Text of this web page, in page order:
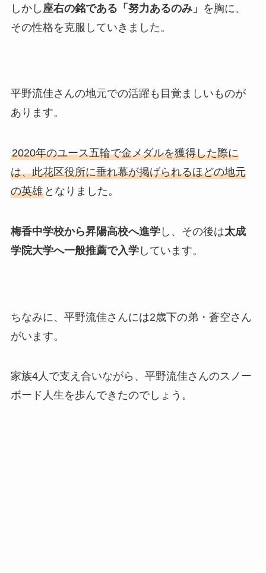
しかし 座右の銘である「努力あるのみ」 を胸に、
その性格を克服していきました。
平野流佳さんの地元での活躍も目覚ましいものが
あります。
2020年のユース五輪で金メダルを獲得した際に
は、此花区役所に垂れ幕が掲げられるほどの地元
の英雄となりました。
梅香中学校から昇陽高校へ進学し、その後は太成
学院大学へ一般推薦で入学しています。
ちなみに、平野流佳さんには2歳下の弟・蒼空さん
がいます。
家族4人で支え合いながら、平野流佳さんのスノー
ボード人生を歩んできたのでしょう。